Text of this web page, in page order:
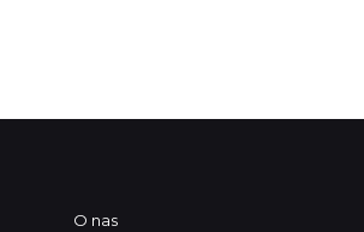
O nas